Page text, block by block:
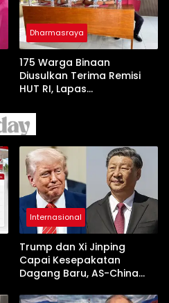
Dharmasraya
175 Warga Binaan
Diusulkan Terima Remisi
HUT RI, Lapas
TPP
Internasional
Trump dan Xi Jinping
Capai Kesepakatan
Dagang Baru, AS-China
Jelang Kunjungan Beijing